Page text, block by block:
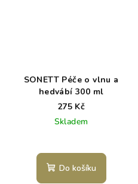
SONETT Péče o vlnu a
hedvábí 300 ml
275 Kč
Skladem
Do košíku